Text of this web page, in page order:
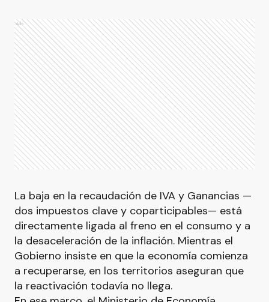
Ads
La baja en la recaudación de IVA y Ganancias —
dos impuestos clave y coparticipables— está
directamente ligada al freno en el consumo y a
la desaceleración de la inflación. Mientras el
Gobierno insiste en que la economía comienza
a recuperarse, en los territorios aseguran que
la reactivación todavía no llega.